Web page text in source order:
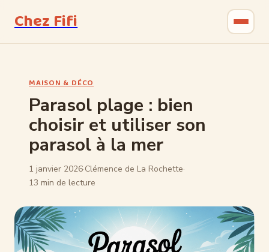
Chez Fifi
Bricolage
Jardinage
MAISON & DÉCO
Parasol plage : bien
choisir et utiliser son
parasol à la mer
1 janvier 2026·Clémence de La Rochette·
13 min de lecture